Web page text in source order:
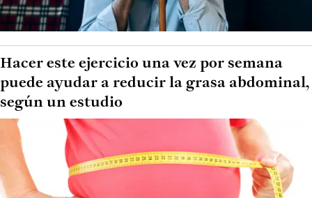
Hacer este ejercicio una vez por semana
puede ayudar a reducir la grasa abdominal,
según un estudio